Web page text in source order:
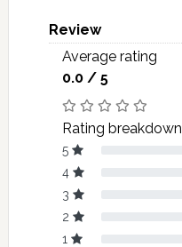
Review
Average rating
0.0 / 5
Rating breakdown
5
4
3
2
1